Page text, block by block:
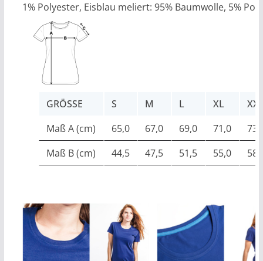
1% Polyester, Eisblau meliert: 95% Baumwolle, 5%
GRÖSSE S M L XL
Maß A (cm)
65,0 67,0 69,0 71,0
Maß B (cm)
44,5 47,5 51,5 55,0